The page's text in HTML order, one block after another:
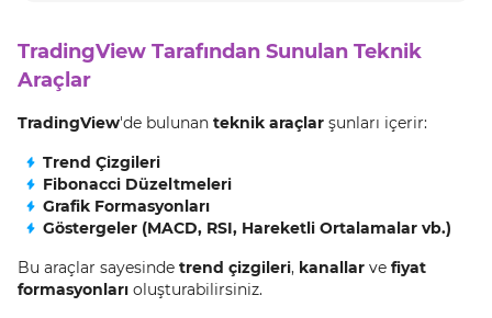
TradingView Tarafından Sunulan Teknik
Araçlar
TradingView'de bulunan teknik araçlar şunları içerir:
Trend Çizgileri
Fibonacci Düzeltmeleri
Grafik Formasyonları
Göstergeler (MACD, RSI, Hareketli Ortalamalar vb.)
Bu araçlar sayesinde trend çizgileri, kanallar ve fiyat
formasyonları oluşturabilirsiniz.